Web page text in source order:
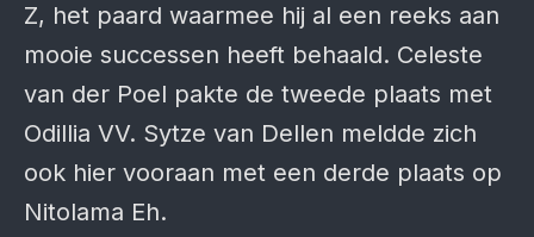
Z, het paard waarmee hij al een reeks aan
mooie successen heeft behaald. Celeste
van der Poel pakte de tweede plaats met
Odillia VV. Sytze van Dellen meldde zich
ook hier vooraan met een derde plaats op
Nitolama Eh.